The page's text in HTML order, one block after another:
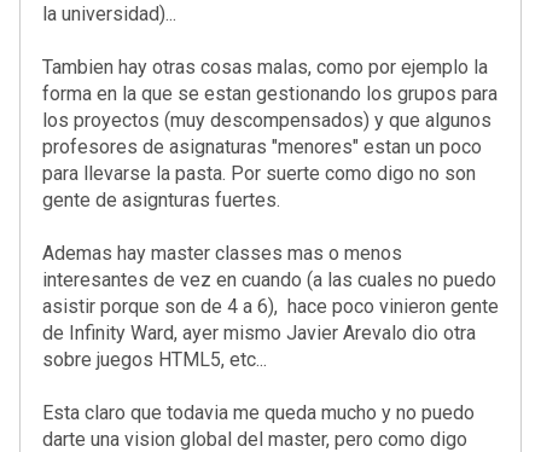
la universidad)...
Tambien hay otras cosas malas, como por ejemplo la
forma en la que se estan gestionando los grupos para
los proyectos (muy descompensados) y que algunos
profesores de asignaturas "menores" estan un poco
para llevarse la pasta. Por suerte como digo no son
gente de asignturas fuertes.
Ademas hay master classes mas o menos
interesantes de vez en cuando (a las cuales no puedo
asistir porque son de 4 a 6), hace poco vinieron gente
de Infinity Ward, ayer mismo Javier Arevalo dio otra
sobre juegos HTML5, etc...
Esta claro que todavia me queda mucho y no puedo
darte una vision global del master, pero como digo